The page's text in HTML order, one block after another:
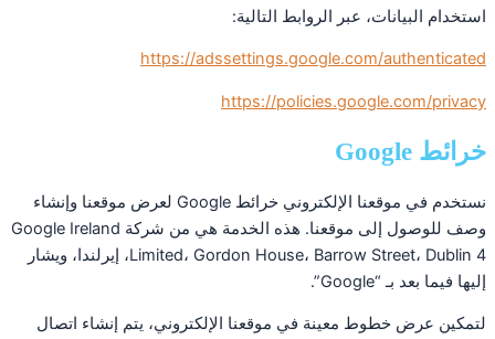
استخدام البيانات، عبر الروابط التالية:
https://adssettings.google.com/authenticated
https://policies.google.com/privacy
خرائط Google
نستخدم في موقعنا الإلكتروني خرائط Google لعرض موقعنا وإنشاء
وصف للوصول إلى موقعنا. هذه الخدمة هي من شركة Google Ireland
Limited، Gordon House، Barrow Street، Dublin 4، إيرلندا، ويشار
إليها فيما بعد بـ “Google”.
لتمكين عرض خطوط معينة في موقعنا الإلكتروني، يتم إنشاء اتصال